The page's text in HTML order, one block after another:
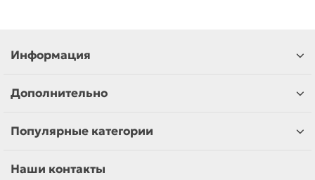
Информация
Дополнительно
Популярные категории
Наши контакты